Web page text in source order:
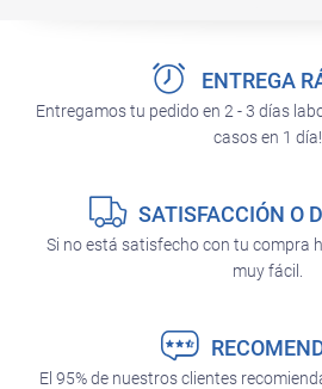
ENTREGA
Entregamos tu pedido en 2 - 3 días
casos en 1 día!
SATISFACCIÓN O
Si no está satisfecho con tu compra
muy fácil.
El 95% de nuestros clientes